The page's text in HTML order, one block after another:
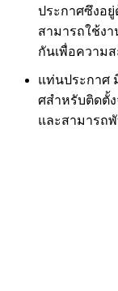
ประกาศซึงอ
สามารถใช้ง
กันเพื่อความ
แท่นประกาศ
ศสําหรับติดตั้
และสามารถพั